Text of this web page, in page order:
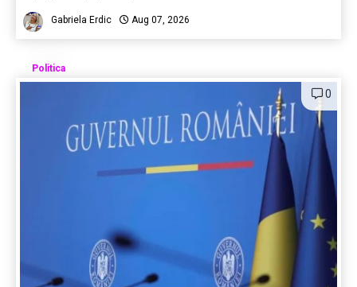
Gabriela Erdic Aug 07, 2026
Politica
0